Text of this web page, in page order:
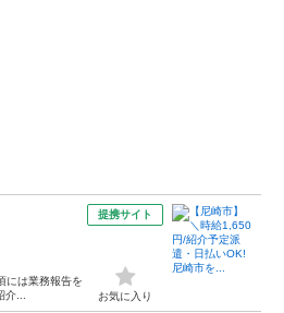
には業務報告を
...
提携サイト
お気に入り